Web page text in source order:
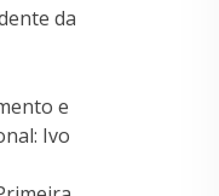
da
e
Ivo